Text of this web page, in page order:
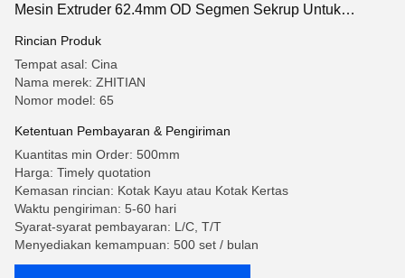
Mesin Extruder 62.4mm OD Segmen Sekrup Untuk
Rincian Produk
Tempat asal: Cina
Nama merek: ZHITIAN
Nomor model: 65
Ketentuan Pembayaran & Pengiriman
Kuantitas min Order: 500mm
Harga: Timely quotation
Kemasan rincian: Kotak Kayu atau Kotak Kertas
Waktu pengiriman: 5-60 hari
Syarat-syarat pembayaran: L/C, T/T
Menyediakan kemampuan: 500 set / bulan